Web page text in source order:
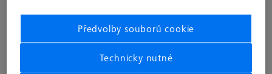
Předvolby souborů cookie
Technicky nutné